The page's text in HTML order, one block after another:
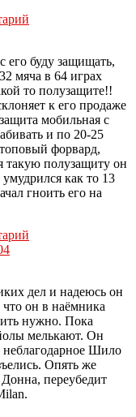
его буду защищать,
мяча в 64 играх
то полузащите!!
к его продаже
мобильная с
и по 20-25
форвард,
такую полузащиту он
как то 13
гноить его на
дел и надеюсь он
он в наёмника
нужно. Пока
мелькают. Он
неблагодарное Шило
Опять же
переубедит